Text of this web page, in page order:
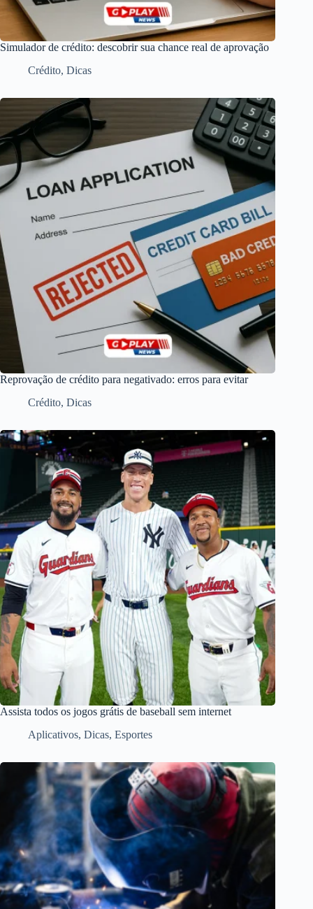
Simulador de crédito: descobrir sua chance real de aprovação
Crédito, Dicas
Reprovação de crédito para negativado: erros para evitar
Crédito, Dicas
Assista todos os jogos grátis de baseball sem internet
Aplicativos, Dicas, Esportes